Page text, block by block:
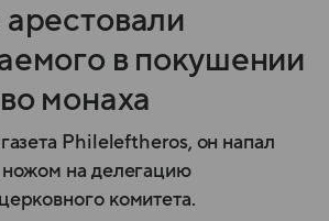
в покушении
монаха
Phileleftheros, он напал
на делегацию
комитета.